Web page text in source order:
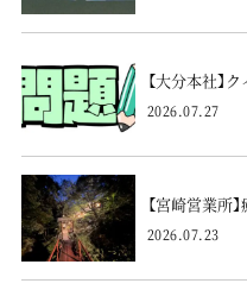
2026.07.27
【大分本社】
2026.07.23
【宮崎営業所